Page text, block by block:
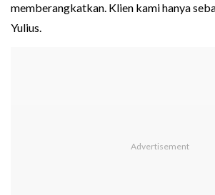
memberangkatkan. Klien kami hanya
Yulius.